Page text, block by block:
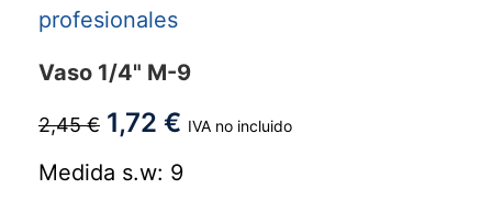
Vaso 1/4" M-9
2,45€ 1,72 € IVA no incluido
Medida s.w: 9